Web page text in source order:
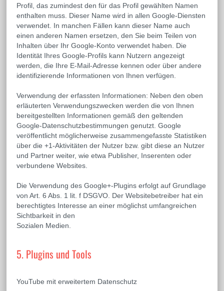
Profil, das zumindest den für das Profil gewählten Namen
enthalten muss. Dieser Name wird in allen Google-Diensten
verwendet. In manchen Fällen kann dieser Name auch
einen anderen Namen ersetzen, den Sie beim Teilen von
Inhalten über Ihr Google-Konto verwendet haben. Die
Identität Ihres Google-Profils kann Nutzern angezeigt
werden, die Ihre E-Mail-Adresse kennen oder über andere
identifizierende Informationen von Ihnen verfügen.
Verwendung der erfassten Informationen: Neben den oben
erläuterten Verwendungszwecken werden die von Ihnen
bereitgestellten Informationen gemäß den geltenden
Google-Datenschutzbestimmungen genutzt. Google
veröffentlicht möglicherweise zusammengefasste Statistiken
über die +1-Aktivitäten der Nutzer bzw. gibt diese an Nutzer
und Partner weiter, wie etwa Publisher, Inserenten oder
verbundene Websites.
Die Verwendung des Google+-Plugins erfolgt auf Grundlage
von Art. 6 Abs. 1 lit. f DSGVO. Der Websitebetreiber hat ein
berechtigtes Interesse an einer möglichst umfangreichen
Sichtbarkeit in den
Sozialen Medien.
5. Plugins und Tools
YouTube mit erweitertem Datenschutz